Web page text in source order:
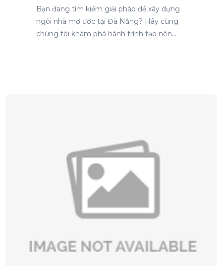
Miễn Phí, Kinh Nghiệm 10+
Năm
Bạn đang tìm kiếm giải pháp để xây dựng
ngôi nhà mơ ước tại Đà Nẵng? Hãy cùng
chúng tôi khám phá hành trình tạo nên